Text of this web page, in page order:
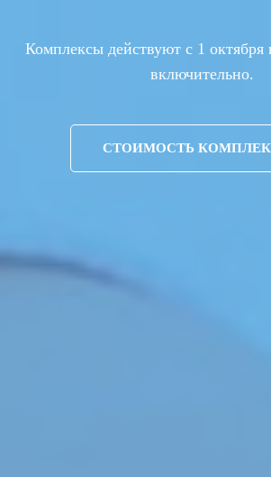
Комплексы действуют с 1 октября
включительно.
СТОИМОСТЬ